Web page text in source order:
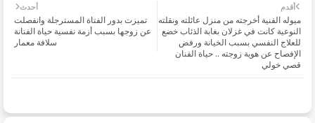
أحدث
تميزت بدور الفتاة المسترجلة وانفصلت
عن زوجها بسبب أزمة نفسية حياة الفنانة
سلافة معمار
أقدم
ميوله الفنية أخرجته من منزل عائلته ونقلته
النوعية كانت في غزلان بغابة الذئاب خضع
للعلاج النفسي بسبب الخيانة ورفض
الإفصاح عن هوية زوجته .. حياة الفنان
قصي خولي